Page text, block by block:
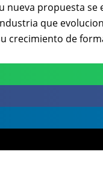
nueva propuesta se
que
crecimiento de